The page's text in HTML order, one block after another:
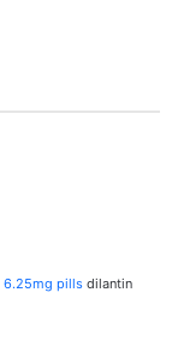
6.25mg pills dilantin